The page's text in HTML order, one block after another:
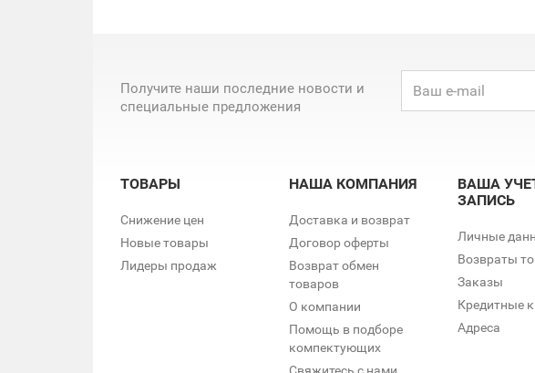
Получите наши последние новости и
специальные предложения
ТОВАРЫ
Снижение цен
Новые товары
Лидеры продаж
НАША КОМПАНИЯ
Доставка и возврат
Договор оферты
Возврат обмен
товаров
О компании
Помощь в подборе
компектующих
ВАША
ЗАПИСЬ
Личные
Возвраты
Заказы
Кредитные
Адреса